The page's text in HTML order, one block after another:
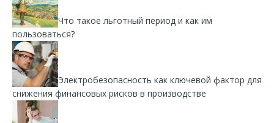
Что такое льготный период и как им
пользоваться?
Электробезопасность как ключевой фактор для
снижения финансовых рисков в производстве